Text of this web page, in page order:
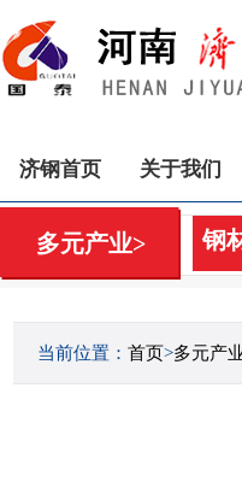
济钢首页 关于我们
多元产业> 钢
当前位置： 首页>多元产